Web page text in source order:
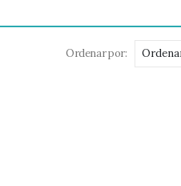
Ordenar por: